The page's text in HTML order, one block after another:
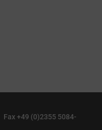
Fax +49 (0)2355 5084-